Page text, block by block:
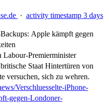
· activity timestamp 3 days
Apple kämpft gegen
Labour-Premierminister
Staat Hintertüren von
versuchen, sich zu wehren.
Verschluesselte-iPhone-
gegen-Londoner-